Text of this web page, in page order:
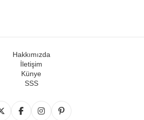
Hakkımızda
İletişim
Künye
SSS